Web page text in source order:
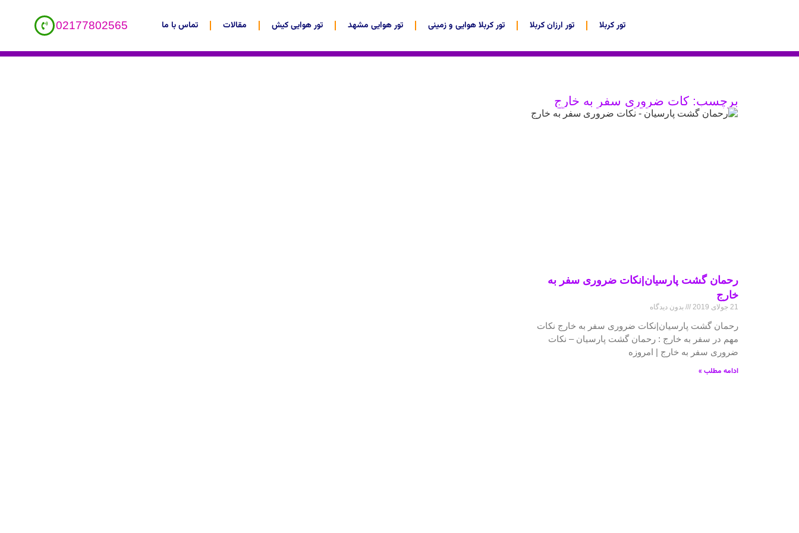
تور کربلا تور ارزان کربلا تور کربلا هوایی و زمینی تور هوایی مشهد تور هوایی کیش مقالات تماس با ما 02177802565
برچسب: کات ضروری سفر به خارج
رحمان گشت پارسیان|نکات ضروری سفر به
خارج
21 جولای 2019 بدون دیدگاه
رحمان گشت پارسیان|نکات ضروری سفر به خارج نکات
مهم در سفر به خارج : رحمان گشت پارسیان – نکات
ضروری سفر به خارج | امروزه
ادامه مطلب »